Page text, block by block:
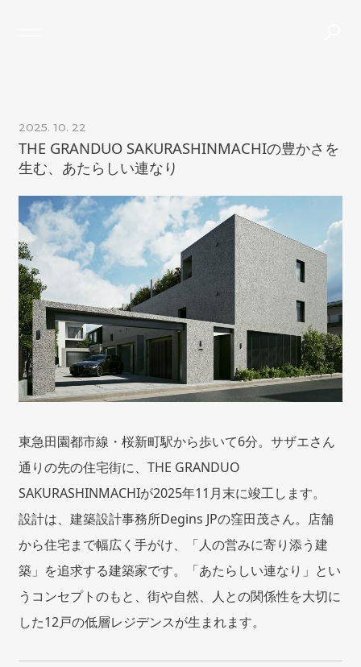
2025. 10. 22
THE GRANDUO SAKURASHINMACHIの豊かさを
生む、あたらしい連なり
東急田園都市線・桜新町駅から歩いて6分。サザエさん
通りの先の住宅街に、THE GRANDUO
SAKURASHINMACHIが2025年11月末に竣工します。
設計は、建築設計事務所Degins JPの窪田茂さん。店舗
から住宅まで幅広く手がけ、「人の営みに寄り添う建
築」を追求する建築家です。「あたらしい連なり」とい
うコンセプトのもと、街や自然、人との関係性を大切に
した12戸の低層レジデンスが生まれます。
THE GRANHAUS